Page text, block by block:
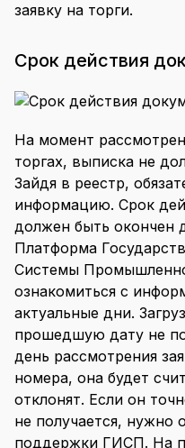
заявку на торги.
Срок действия
На момент
торгах, выписка не
Зайдя в реестр,
информацию. Срок
должен быть окончен
Платформа
Системы
ознакомиться с
актуальные дни.
прошедшую дату не
день рассмотрения
номера, она будет
отклонят. Если он
не получается, нужно
поддержки ГИСП. На